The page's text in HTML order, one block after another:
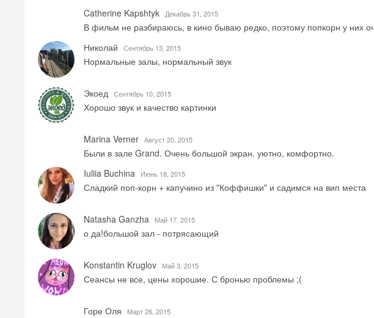
Catherine Kapshtyk
Декабрь 31, 2015
В фильм не разбираюсь, в кино бываю редко, поэтому попкорн у них
Николай
Сентябрь 13, 2015
Нормальные залы, нормальный звук
Экоед Сентябрь 10, 2015
Хорошо звук и качество картинки
Marina Verner Август 20, 2015
Были в зале Grand. Очень большой экран. уютно, комфортно.
Iuliia Buchina
Июнь 18, 2015
Сладкий поп-корн + капучино из "Коффишки" и садимся на вип места
Natasha Ganzha Май 17, 2015
о да!большой зал - потрясающий
Konstantin Kruglov Май 3, 2015
Сеансы не все, цены хорошие. С бронью проблемы ;(
Горе Оля Mарт 26, 2015